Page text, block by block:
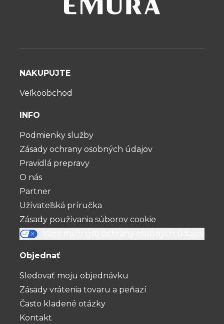
NAKUPUJTE
Veľkoobchod
INFO
Podmienky služby
Zásady ochrany osobných údajov
Pravidlá prepravy
O nás
Partner
Užívateľská príručka
Zásady používania súborov cookie
Objednať
Sledovať moju objednávku
Zásady vrátenia tovaru a peňazí
Často kladené otázky
Kontakt